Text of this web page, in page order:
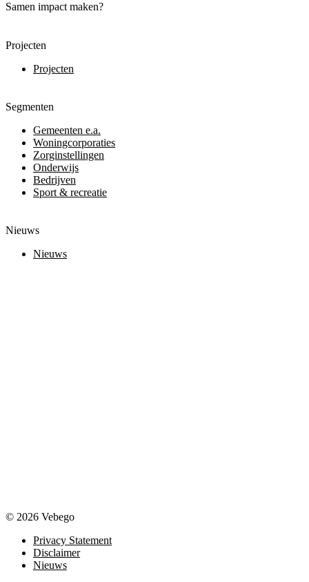
Samen impact maken?
Projecten
Projecten
Segmenten
Gemeenten e.a.
Woningcorporaties
Zorginstellingen
Onderwijs
Bedrijven
Sport & recreatie
Nieuws
Nieuws
© 2026 Vebego
Privacy Statement
Disclaimer
Nieuws